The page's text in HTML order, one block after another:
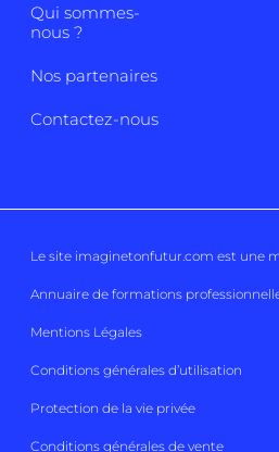
Qui sommes-
nous ?
Nos partenaires
Contactez-nous
Le site imaginetonfutur.com est une
Annuaire de formations
Mentions Légales
Conditions générales d’utilisation
Protection de la vie privée
Conditions générales de vente